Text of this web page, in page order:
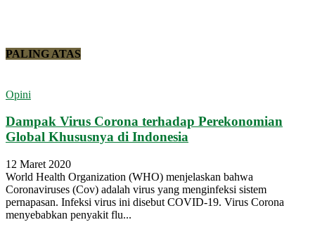
PALING ATAS
Opini
Dampak Virus Corona terhadap Perekonomian
Global Khususnya di Indonesia
12 Maret 2020
World Health Organization (WHO) menjelaskan bahwa
Coronaviruses (Cov) adalah virus yang menginfeksi sistem
pernapasan. Infeksi virus ini disebut COVID-19. Virus Corona
menyebabkan penyakit flu...